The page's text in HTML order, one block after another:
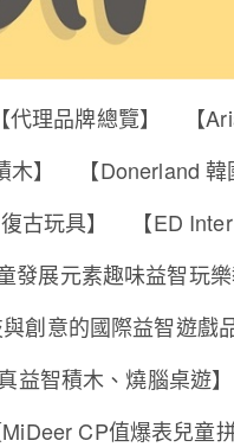
代理品牌總覽】 【
】
【Donerland
古玩具】
【ED
展元素趣味益智玩樂
創意的國際益智遊戲品
智積木、燒腦桌遊】
CP值爆表兒童